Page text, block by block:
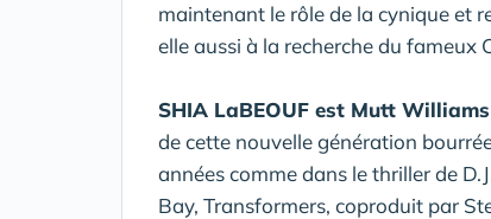
maintenant le rôle de la cynique et
elle aussi à la recherche du fameux
SHIA LaBEOUF est Mutt Williams
de cette nouvelle génération
années comme dans le thriller de
Bay, Transformers, coproduit par